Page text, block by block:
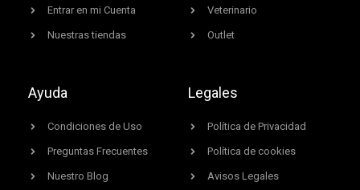
Entrar en mi Cuenta
Nuestras tiendas
Veterinario
Outlet
Ayuda
Condiciones de Uso
Preguntas Frecuentes
Nuestro Blog
Legales
Política de Privacidad
Política de cookies
Avisos Legales